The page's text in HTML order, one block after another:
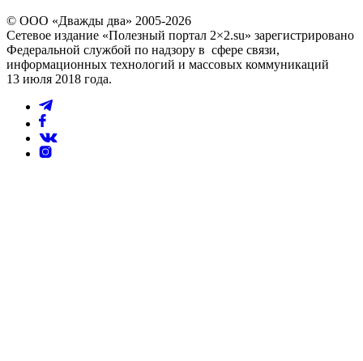
© ООО «Дважды два» 2005-2026
Сетевое издание «Полезный портал 2×2.su» зарегистрировано
Федеральной службой по надзору в сфере связи,
информационных технологий и массовых коммуникаций
13 июля 2018 года.